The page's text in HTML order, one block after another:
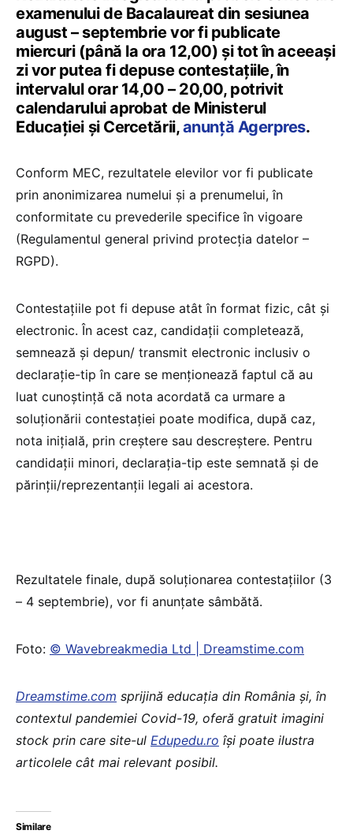
examenului de Bacalaureat din sesiunea
august – septembrie vor fi publicate
miercuri (până la ora 12,00) şi tot în aceeaşi
zi vor putea fi depuse contestaţiile, în
intervalul orar 14,00 – 20,00, potrivit
calendarului aprobat de Ministerul
Educaţiei şi Cercetării,anunță Agerpres.
Conform MEC, rezultatele elevilor vor fi publicate
prin anonimizarea numelui şi a prenumelui, în
conformitate cu prevederile specifice în vigoare
(Regulamentul general privind protecţia datelor –
RGPD).
Contestaţiile pot fi depuse atât în format fizic, cât şi
electronic. În acest caz, candidaţii completează,
semnează şi depun/ transmit electronic inclusiv o
declaraţie-tip în care se menţionează faptul că au
luat cunoştinţă că nota acordată ca urmare a
soluţionării contestaţiei poate modifica, după caz,
nota iniţială, prin creştere sau descreştere. Pentru
candidaţii minori, declaraţia-tip este semnată şi de
părinţii/reprezentanţii legali ai acestora.
Rezultatele finale, după soluţionarea contestaţiilor (3
– 4 septembrie), vor fi anunţate sâmbătă.
Foto: © Wavebreakmedia Ltd | Dreamstime.com
Dreamstime.com sprijină educaţia din România şi, în
contextul pandemiei Covid-19, oferă gratuit imagini
stock prin care site-ul Edupedu.ro îşi poate ilustra
articolele cât mai relevant posibil.
Similare